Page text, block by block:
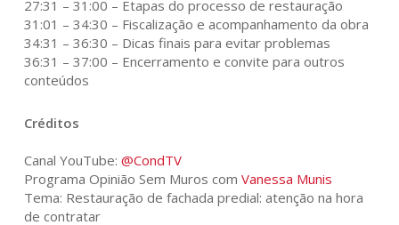
27:31 – 31:00 – Etapas do processo de restauração
31:01 – 34:30 – Fiscalização e acompanhamento da obra
34:31 – 36:30 – Dicas finais para evitar problemas
36:31 – 37:00 – Encerramento e convite para outros
conteúdos
Créditos
Canal YouTube: @CondTV
Programa Opinião Sem Muros com Vanessa Munis
Tema: Restauração de fachada predial: atenção na hora
de contratar